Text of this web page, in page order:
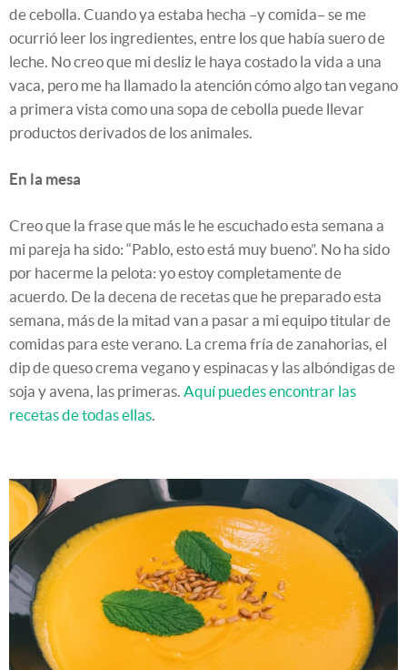
de cebolla. Cuando ya estaba hecha –y comida– se me
ocurrió leer los ingredientes, entre los que había suero de
leche. No creo que mi desliz le haya costado la vida a una
vaca, pero me ha llamado la atención cómo algo tan vegano
a primera vista como una sopa de cebolla puede llevar
productos derivados de los animales.
En la mesa
Creo que la frase que más le he escuchado esta semana a
mi pareja ha sido: “Pablo, esto está muy bueno”. No ha sido
por hacerme la pelota: yo estoy completamente de
acuerdo. De la decena de recetas que he preparado esta
semana, más de la mitad van a pasar a mi equipo titular de
comidas para este verano. La crema fría de zanahorias, el
dip de queso crema vegano y espinacas y las albóndigas de
soja y avena, las primeras. Aquí puedes encontrar las
recetas de todas ellas